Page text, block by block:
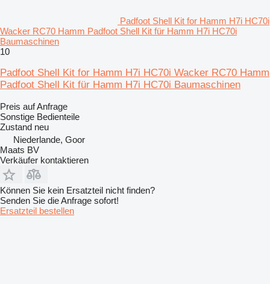
Padfoot Shell Kit for Hamm H7i HC70i
Wacker RC70 Hamm Padfoot Shell Kit für Hamm H7i HC70i
Baumaschinen
10
Padfoot Shell Kit for Hamm H7i HC70i Wacker RC70 Hamm
Padfoot Shell Kit für Hamm H7i HC70i Baumaschinen
Preis auf Anfrage
Sonstige Bedienteile
Zustand neu
Niederlande, Goor
Maats BV
Verkäufer kontaktieren
Können Sie kein Ersatzteil nicht finden?
Senden Sie die Anfrage sofort!
Ersatzteil bestellen